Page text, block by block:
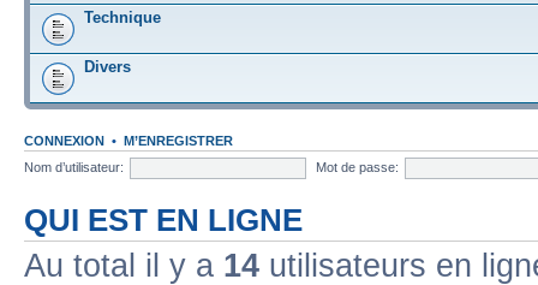
Technique
Divers
CONNEXION • M’ENREGISTRER
Nom d’utilisateur:
Mot de passe:
QUI EST EN LIGNE
Au total il y a 14 utilisateurs en